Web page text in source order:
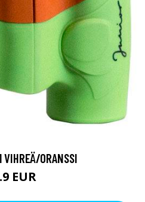
ORANSSI
EUR